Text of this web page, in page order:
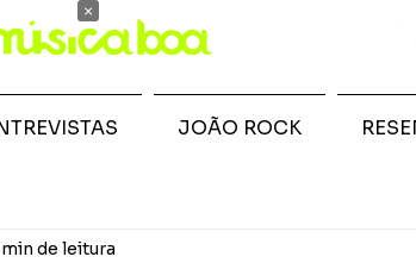
de leitura
JOÃO ROCK
×